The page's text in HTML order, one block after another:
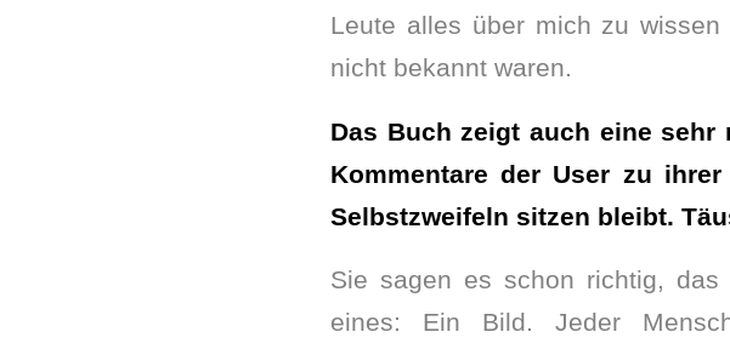
Leute alles über mich zu
nicht bekannt waren.
Das Buch zeigt auch eine
Kommentare der User zu
Selbstzweifeln sitzen bleibt.
Sie sagen es schon richtig,
eines: Ein Bild. Jeder